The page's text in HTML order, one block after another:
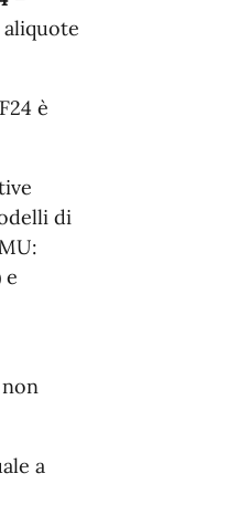
aliquote
è
di
e
a